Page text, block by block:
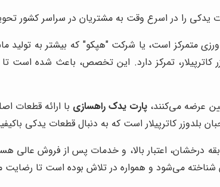
یدکی را در اسرع وقت به مشتریان در سراسر کشور
متمرکز است، یا شرکت "هپکو" که بیشتر به تولید
تمرکز دارد. این تخصص، باعث شده است
عرضه می‌کنند، پارت یدک راهسازی با ارائه قطعات
بلدوزر کاترپیلار است که به دنبال قطعات یدکی
درخشان، اعتبار بالا، و خدمات پس از فروش عالی
شناخته می‌شود و همواره در تلاش بوده است تا